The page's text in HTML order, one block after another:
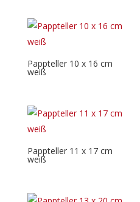
Pappteller 10 x 16 cm
weiß
Pappteller 11 x 17 cm
weiß